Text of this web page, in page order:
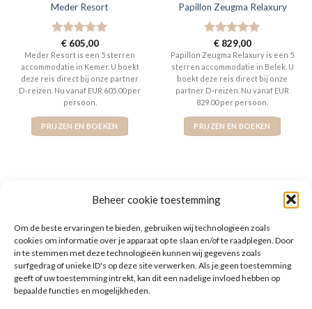
Beheer cookie toestemming
Om de beste ervaringen te bieden, gebruiken wij technologieën zoals
cookies om informatie over je apparaat op te slaan en/of te raadplegen. Door
in te stemmen met deze technologieën kunnen wij gegevens zoals
surfgedrag of unieke ID's op deze site verwerken. Als je geen toestemming
geeft of uw toestemming intrekt, kan dit een nadelige invloed hebben op
bepaalde functies en mogelijkheden.
Meder Resort
Gewaardeerd
5uit 5
€605,00
Meder Resort is een 5 sterren
accommodatie in Kemer. U boekt
deze reis direct bij onze partner
D-reizen. Nu vanaf EUR 605.00 per
persoon.
PRIJZEN EN BOEKEN
Papillon Zeugma Relaxury
Gewaardeerd
5uit 5
€829,00
Papillon Zeugma Relaxury is een 5
sterren accommodatie in Belek. U
boekt deze reis direct bij onze
partner D-reizen. Nu vanaf EUR
829.00 per persoon.
PRIJZEN EN BOEKEN